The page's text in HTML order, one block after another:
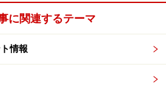
ラスの雨が降っているような、光
して、夢の中にいる感じがしま
の空気、私を取り囲む空間、何
しまいます。
に関連するテーマ
情報